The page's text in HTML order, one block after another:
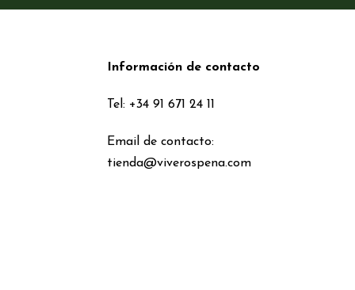
Información de contacto
Tel: +34 91 671 24 11
Email de contacto:
tienda@viverospena.com